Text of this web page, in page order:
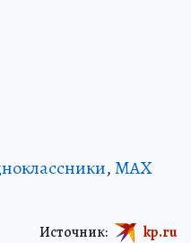
,MAX
Источник: kp.ru